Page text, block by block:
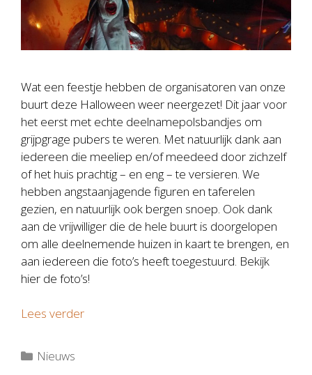
Wat een feestje hebben de organisatoren van onze
buurt deze Halloween weer neergezet! Dit jaar voor
het eerst met echte deelname­polsbandjes om
grijpgrage pubers te weren. Met natuurlijk dank aan
iedereen die meeliep en/of meedeed door zichzelf
of het huis prachtig – en eng – te versieren. We
hebben angstaanjagende figuren en taferelen
gezien, en natuurlijk ook bergen snoep. Ook dank
aan de vrijwilliger die de hele buurt is doorgelopen
om alle deelnemende huizen in kaart te brengen, en
aan iedereen die foto’s heeft toegestuurd. Bekijk
hier de foto’s!
Lees verder
Categorieën
Nieuws